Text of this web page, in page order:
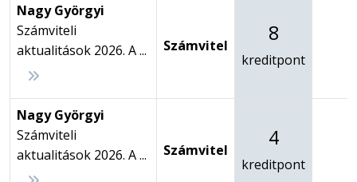
Nagy Györgyi
Számviteli
aktualitások 2026. A ...
Számvitel 8
kreditpont
Nagy Györgyi
Számviteli
aktualitások 2026. A ...
Számvitel 4
kreditpont